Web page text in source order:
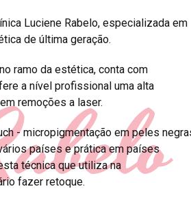
Luciene Rabelo, especializada em
de última geração.
ramo da estética, conta com
a nível profissional uma alta
remoções a laser.
- micropigmentação em peles
países e prática em países
técnica que utiliza na
fazer retoque.